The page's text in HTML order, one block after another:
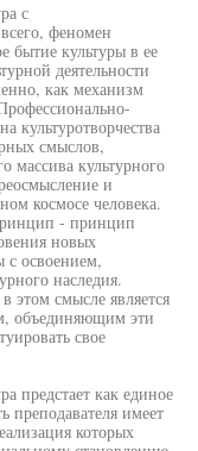
с
феномен
бытие культуры в ее
деятельности
как механизм
культуротворчества
смыслов,
массива культурного
и
космосе человека.
- принцип
новых
с освоением,
наследия.
этом смысле является
объединяющим эти
свое
предстает как единое
преподавателя имеет
которых